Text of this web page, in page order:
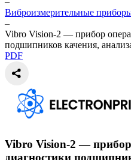
Виброизмерительные
–
Vibro Vision-2 — прибор
подшипников качения,
PDF
Vibro Vision-2 —
диагностики